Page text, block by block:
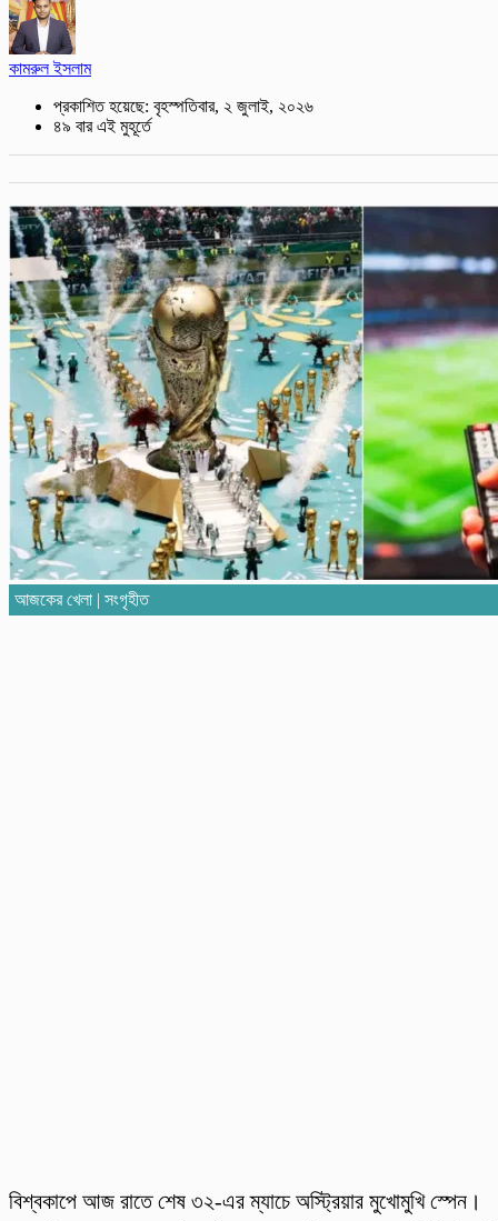
কামরুল ইসলাম
প্রকাশিত হয়েছে: বৃহস্পতিবার, ২ জুলাই, ২০২৬
৪৯ বার এই মুহূর্তে
আজকের খেলা | সংগৃহীত
বিশ্বকাপে আজ রাতে শেষ ৩২-এর ম্যাচে অস্ট্রিয়ার মুখোমুখি স্পেন।